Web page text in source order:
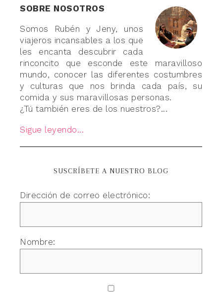
SOBRE NOSOTROS
Somos Rubén y Jeny, unos
viajeros incansables a los que
les encanta descubrir cada
rinconcito que esconde este maravilloso
mundo, conocer las diferentes costumbres
y culturas que nos brinda cada país, su
comida y sus maravillosas personas.
¿Tú también eres de los nuestros?...
Sigue leyendo...
SUSCRÍBETE A NUESTRO BLOG
Dirección de correo electrónico:
Nombre: